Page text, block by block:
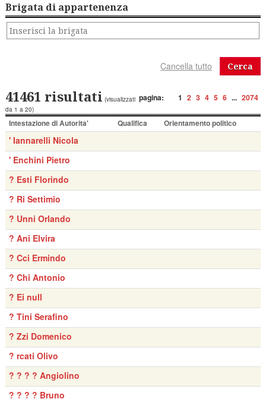
Brigata di appartenenza
Cerca
pagina: 1 2 3 4 5 6 ... 2074
41461 risultati (visualizzati
da 1 a 20)
Intestazione di Autorita' Qualifica Orientamento politico
' Iannarelli Nicola
' Enchini Pietro
? Esti Florindo
? Ri Settimio
? Unni Orlando
? Ani Elvira
? Cci Ermindo
? Chi Antonio
? Ei null
? Tini Serafino
? Zzi Domenico
? rcati Olivo
? ? ? ? Angiolino
? ? ? ? Bruno